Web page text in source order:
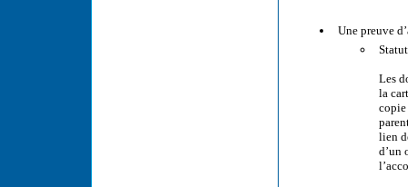
Une preuve
Les
la
copie
lien
d’un